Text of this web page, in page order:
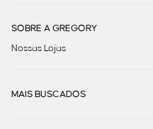
SOBRE A GREGORY
Nossas Lojas
MAIS BUSCADOS